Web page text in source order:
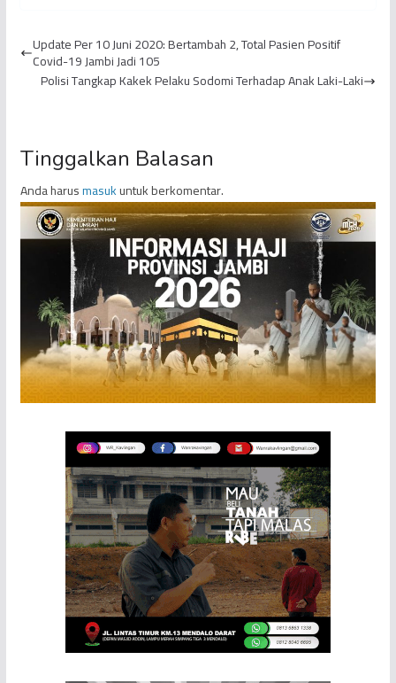
...
W...
Update Per 10 Juni 2020: Bertambah 2, Total Pasien Positif
Covid-19 Jambi Jadi 105
Polisi Tangkap Kakek Pelaku Sodomi Terhadap Anak Laki-Laki
Tinggalkan Balasan
Anda harusmasukuntuk berkomentar.